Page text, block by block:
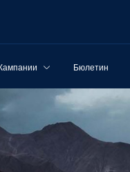
Кампании Бюлетин